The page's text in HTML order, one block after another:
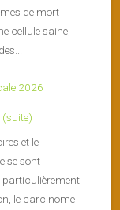
de mort
cellule saine,
et le
se sont
particulièrement
le carcinome